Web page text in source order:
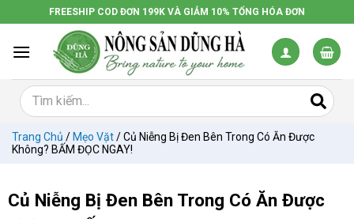
đến
dung
FREESHIP COD ĐƠN 199K VÀ GIẢM 10% TỔNG HÓA ĐƠN
Trang Chủ / Mẹo Vặt/Củ Niễng Bị Đen Bên Trong Có Ăn Được
Không? BẤM ĐỌC NGAY!
Củ Niễng Bị Đen Bên Trong Có Ăn Được